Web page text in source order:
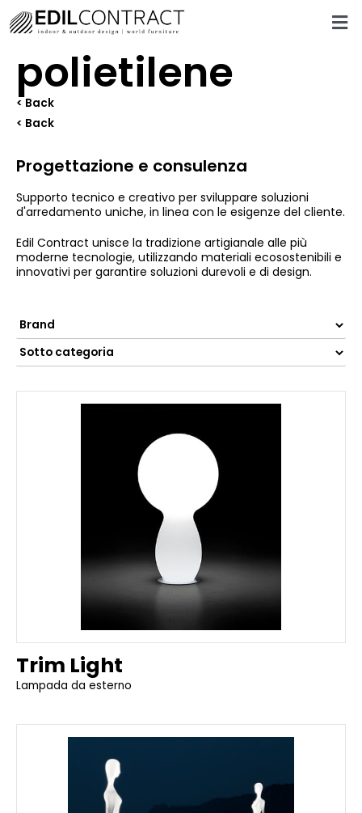
polietilene
< Back
< Back
Progettazione e consulenza
Supporto tecnico e creativo per sviluppare soluzioni
d'arredamento uniche, in linea con le esigenze del cliente.
Edil Contract unisce la tradizione artigianale alle più
moderne tecnologie, utilizzando materiali ecosostenibili e
innovativi per garantire soluzioni durevoli e di design.
Trim Light
Lampada da esterno